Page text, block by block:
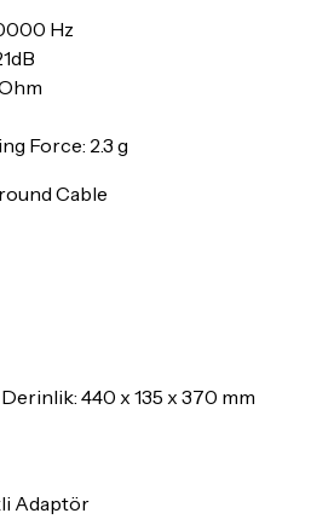
Hz
Force: 2.3 g
Cable
440 x 135 x 370 mm
Adaptör